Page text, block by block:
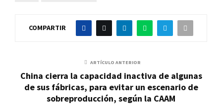
COMPARTIR
ARTÍCULO ANTERIOR
China cierra la capacidad inactiva de algunas
de sus fábricas, para evitar un escenario de
sobreproducción, según la CAAM